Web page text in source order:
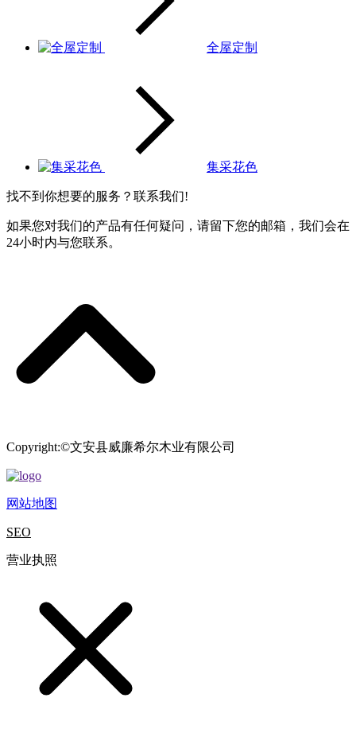
全屋定制
集采花色
找不到你想要的服务？联系我们!
如果您对我们的产品有任何疑问，请留下您的邮箱，我们会在
24小时内与您联系。
Copyright:©文安县威廉希尔木业有限公司
网站地图
SEO
营业执照